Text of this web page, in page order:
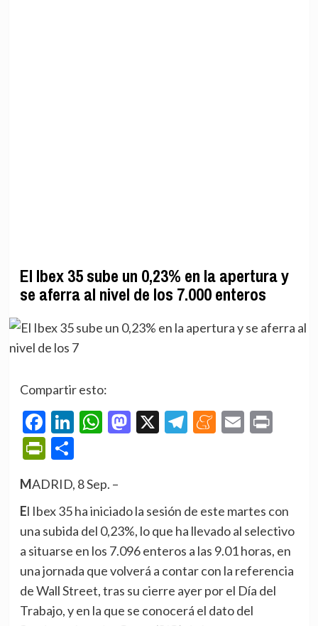
El Ibex 35 sube un 0,23% en la apertura y
se aferra al nivel de los 7.000 enteros
Compartir esto:
Facebook
LinkedIn
WhatsApp
Mastodon
X Telegram
Meneame
Email
PrintFriendly
Compartir
MADRID, 8 Sep. –
El Ibex 35 ha iniciado la sesión de este martes con
una subida del 0,23%, lo que ha llevado al selectivo
a situarse en los 7.096 enteros a las 9.01 horas, en
una jornada que volverá a contar con la referencia
de Wall Street, tras su cierre ayer por el Día del
Trabajo, y en la que se conocerá el dato del